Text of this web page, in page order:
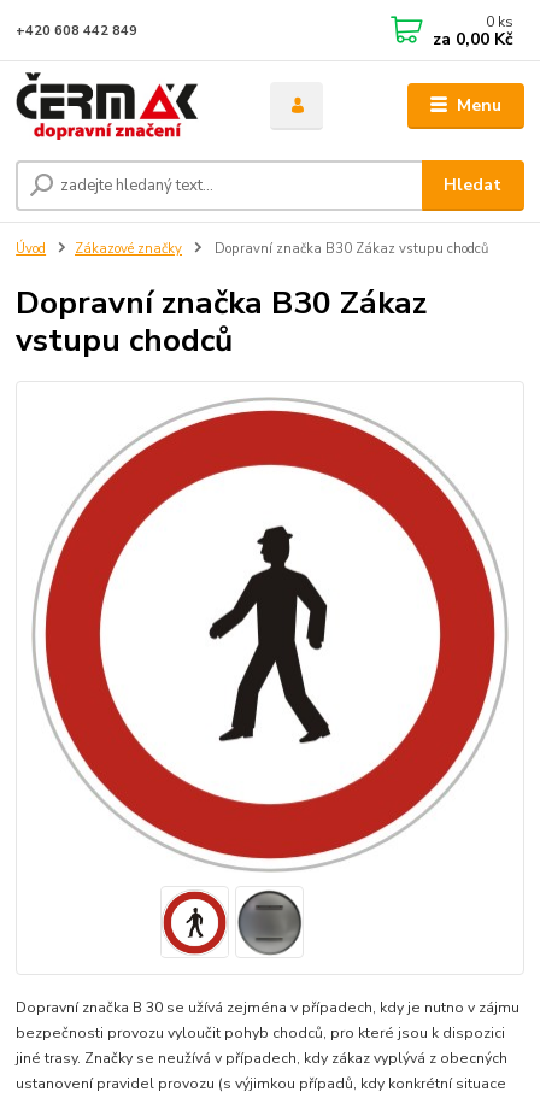
Menu
Hledat
+420 608 442 849 0 ks
za 0,00 Kč
Úvod Zákazové značky Dopravní značka B30 Zákaz vstupu chodců
Dopravní značka B30 Zákaz
vstupu chodců
Dopravní značka B 30 se užívá zejména v případech, kdy je nutno v zájmu
bezpečnosti provozu vyloučit pohyb chodců, pro které jsou k dispozici
jiné trasy. Značky se neužívá v případech, kdy zákaz vyplývá z obecných
ustanovení pravidel provozu (s výjimkou případů, kdy konkrétní situace